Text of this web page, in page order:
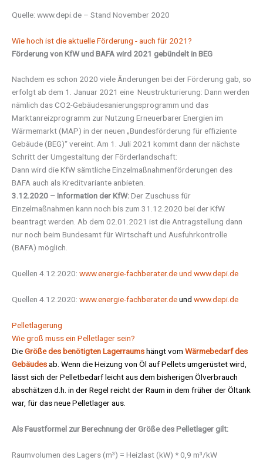
Quelle: www.depi.de – Stand November 2020
Wie hoch ist die aktuelle Förderung - auch für 2021?
Förderung von KfW und BAFA wird 2021 gebündelt in BEG
Nachdem es schon 2020 viele Änderungen bei der Förderung gab, so
erfolgt ab dem 1. Januar 2021 eine Neustrukturierung: Dann werden
nämlich das CO2-Gebäudesanierungsprogramm und das
Marktanreizprogramm zur Nutzung Erneuerbarer Energien im
Wärmemarkt (MAP) in der neuen „Bundesförderung für effiziente
Gebäude (BEG)“ vereint. Am 1. Juli 2021 kommt dann der nächste
Schritt der Umgestaltung der Förderlandschaft:
Dann wird die KfW sämtliche Einzelmaßnahmenförderungen des
BAFA auch als Kreditvariante anbieten.
3.12.2020 – Information der KfW:Der Zuschuss für
Einzelmaßnahmen kann noch bis zum 31.12.2020 bei der KfW
beantragt werden. Ab dem 02.01.2021 ist die Antragstellung dann
nur noch beim Bundesamt für Wirtschaft und Ausfuhrkontrolle
(BAFA) möglich.
Quellen 4.12.2020: www.energie-fachberater.deund www.depi.de
Quellen 4.12.2020: www.energie-fachberater.deund www.depi.de
Pelletlagerung
Wie groß muss ein Pelletlager sein?
DieGröße des benötigten Lagerraumshängt vom Wärmebedarf des
Gebäudesab. Wenn die Heizung von Öl auf Pellets umgerüstet wird,
lässt sich der Pelletbedarf leicht aus dem bisherigen Ölverbrauch
abschätzen d.h. in der Regel reicht der Raum in dem früher der Öltank
war, für das neue Pelletlager aus.
Als Faustformel zur Berechnung der Größe des Pelletlager gilt:
Raumvolumen des Lagers (m³) = Heizlast (kW) * 0,9 m³/kW